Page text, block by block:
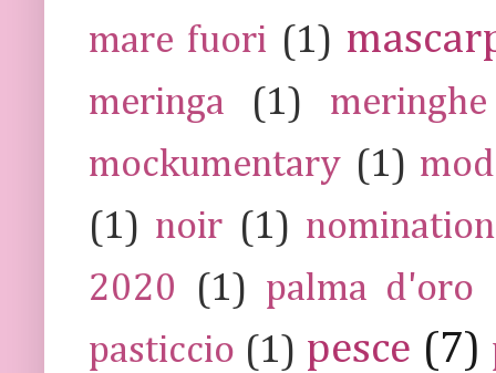
mare fuori (1)
meringa (1)
meringhe
mockumentary (1)
(1) noir (1)
2020
(1) palma d'oro
pasticcio (1) pesce (7)